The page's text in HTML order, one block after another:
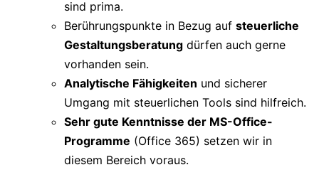
sind prima.
Berührungspunkte in Bezug auf steuerliche
Gestaltungsberatung dürfen auch gerne
vorhanden sein.
Analytische Fähigkeiten und sicherer
Umgang mit steuerlichen Tools sind hilfreich.
Sehr gute Kenntnisse der MS-Office-
Programme (Office 365) setzen wir in
diesem Bereich voraus.